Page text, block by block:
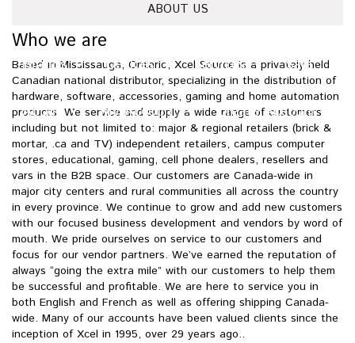
Software
Brands Devices Services Sale
About My Account Create Account
ABOUT US
Who we are
Based in Mississauga, Ontario, Xcel Source is a privately held
Canadian national distributor, specializing in the distribution of
hardware, software, accessories, gaming and home automation
products. We service and supply a wide range of customers
including but not limited to: major & regional retailers (brick &
mortar, .ca and TV) independent retailers, campus computer
stores, educational, gaming, cell phone dealers, resellers and
vars in the B2B space. Our customers are Canada-wide in
major city centers and rural communities all across the country
in every province. We continue to grow and add new customers
with our focused business development and vendors by word of
mouth. We pride ourselves on service to our customers and
focus for our vendor partners. We’ve earned the reputation of
always “going the extra mile” with our customers to help them
be successful and profitable. We are here to service you in
both English and French as well as offering shipping Canada-
wide. Many of our accounts have been valued clients since the
inception of Xcel in 1995, over 29 years ago..